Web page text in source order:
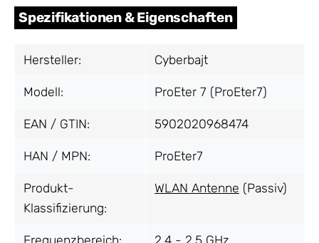
Spezifikationen & Eigenschaften
Hersteller: Cyberbajt
Modell: ProEter 7 (ProEter7)
EAN / GTIN: 5902020968474
HAN / MPN: ProEter7
Produkt-
Klassifizierung:
WLAN Antenne (Passiv)